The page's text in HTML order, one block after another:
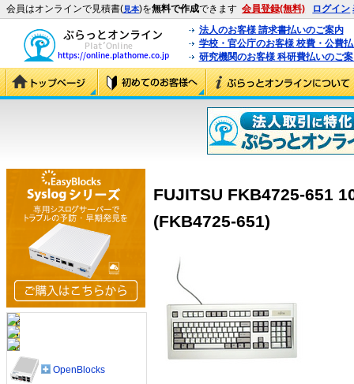
会員はオンラインで見積書(見本)を無料で作成できます 会員登録(無料) ログイン
法人のお客様 請求書払いのご案内
学校・官公庁のお客様 校費・公費
研究機関のお客様 科研費払いのご
FUJITSU FKB4725-651
(FKB4725-651)
OpenBlocks